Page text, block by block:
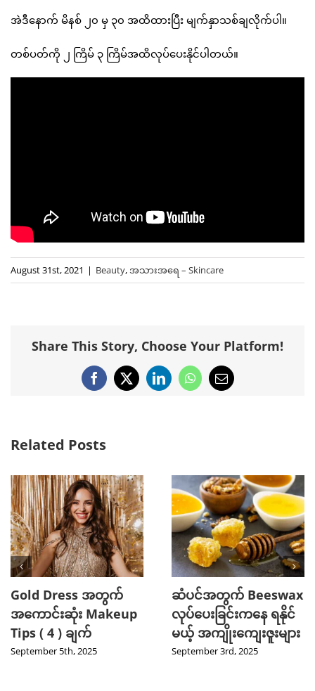
အဲဒီနောက် မိနစ် ၂၀ မှ ၃၀ အထိထားပြီး မျက်နှာသစ်ချလိုက်ပါ။
တစ်ပတ်ကို ၂ ကြိမ် ၃ ကြိမ်အထိလုပ်ပေးနိုင်ပါတယ်။
August 31st, 2021 | Beauty,အသားအရေ – Skincare
Share This Story, Choose Your Platform!
Facebook
X LinkedInWhatsApp
Email
Related Posts
Gold Dress အတွက်
အကောင်းဆုံး Makeup
Tips ( 4 ) ချက်
September 5th, 2025
ဆံပင်အတွက် Beeswax
လုပ်ပေးခြင်းကနေ ရနိုင်
မယ့် အကျိုးကျေးဇူးများ
September 3rd, 2025